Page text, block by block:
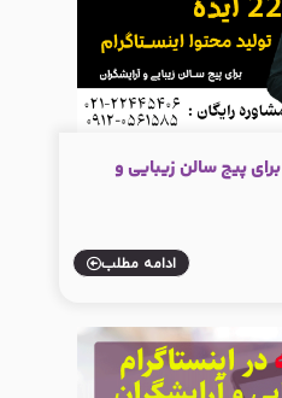
برای پیج سالن زیبایی و
ادامه مطلب